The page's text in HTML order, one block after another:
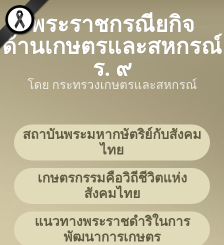
พระราชกรณียกิจ
ด้านเกษตรและสหกรณ์
ร. ๙
โดย กระทรวงเกษตรและสหกรณ์
สถาบันพระมหากษัตริย์กับสังคม
ไทย
เกษตรกรรมคือวิถีชีวิตแห่ง
สังคมไทย
แนวทางพระราชดำริในการ
พัฒนาการเกษตร